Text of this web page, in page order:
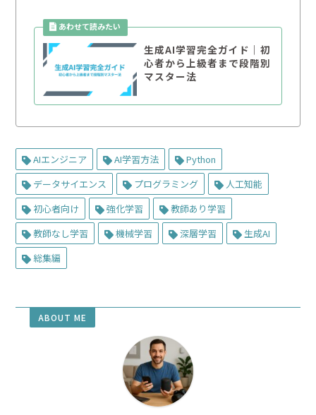
生成AI学習完全ガイド｜初
心者から上級者まで段階別
マスター法
AIエンジニア AI学習方法
Python
データサイエンス
プログラミング
人工知能
初心者向け
強化学習
教師あり学習
教師なし学習
機械学習 深層学習
生成AI
総集編
ABOUT ME